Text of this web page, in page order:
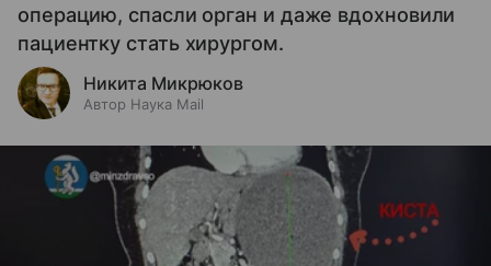
операцию, спасли орган и даже вдохновили
пациентку стать хирургом.
Никита Микрюков
Автор Наука Mail